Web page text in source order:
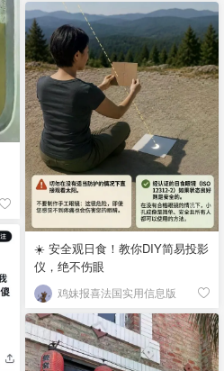
☀️ 安全观日食！教你DIY简易投影
仪，绝不伤眼
鸡妹报喜法国实用信息版